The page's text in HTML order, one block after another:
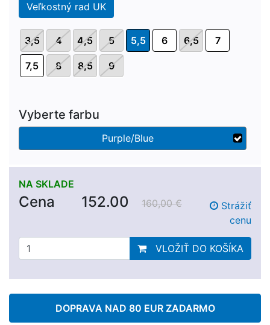
Veľkostný rad UK
3,5 4 4,5 5 5,5 6 6,5 7
7,5 8 8,5 9
Vyberte farbu
Purple/Blue
NA SKLADE
Cena 152.00 160,00 €
Strážiť
cenu
VLOŽIŤ DO KOŠÍKA
DOPRAVA NAD 80 EUR ZADARMO